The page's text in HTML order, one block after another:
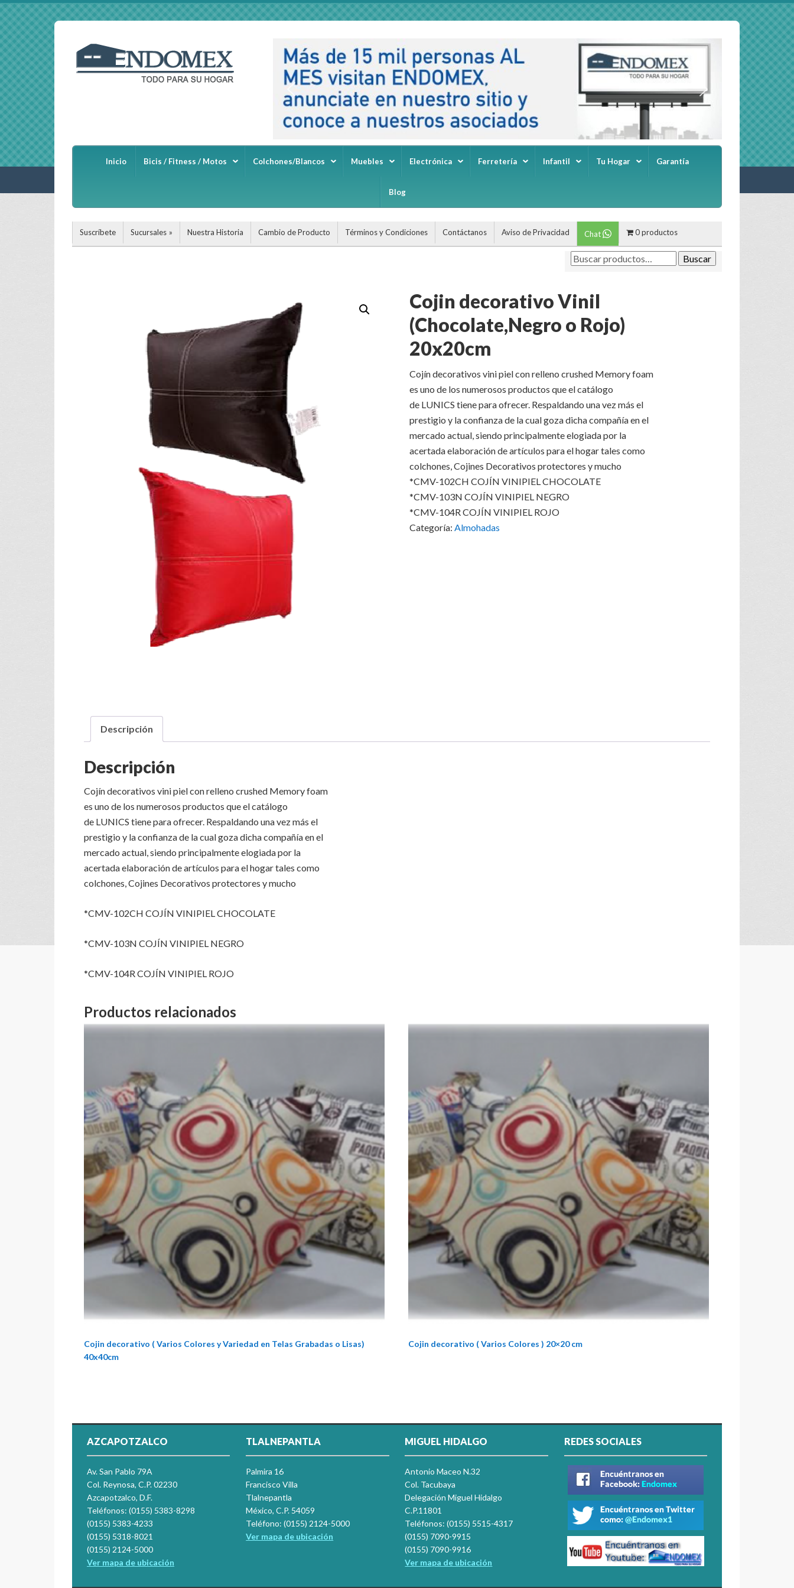
Inicio Bicis / Fitness / Motos Colchones/Blancos Muebles Electrónica Ferretería Infantil Tu Hogar Garantía
Blog
Suscríbete Sucursales Nuestra Historia Cambio de Producto Términos y Condiciones Contáctanos Aviso de Privacidad Chat 0 productos
Buscar
Cojin decorativo Vinil
(Chocolate,Negro o Rojo)
20x20cm
Cojín decorativos vini piel con relleno crushed Memory foam
es uno de los numerosos productos que el catálogo
de LUNICS tiene para ofrecer. Respaldando una vez más el
prestigio y la confianza de la cual goza dicha compañía en el
mercado actual, siendo principalmente elogiada por la
acertada elaboración de artículos para el hogar tales como
colchones, Cojines Decorativos protectores y mucho
*CMV-102CH COJÍN VINIPIEL CHOCOLATE
*CMV-103N COJÍN VINIPIEL NEGRO
*CMV-104R COJÍN VINIPIEL ROJO
Categoría:Almohadas
Descripción
Descripción
Cojín decorativos vini piel con relleno crushed Memory foam
es uno de los numerosos productos que el catálogo
de LUNICS tiene para ofrecer. Respaldando una vez más el
prestigio y la confianza de la cual goza dicha compañía en el
mercado actual, siendo principalmente elogiada por la
acertada elaboración de artículos para el hogar tales como
colchones, Cojines Decorativos protectores y mucho
*CMV-102CH COJÍN VINIPIEL CHOCOLATE
*CMV-103N COJÍN VINIPIEL NEGRO
*CMV-104R COJÍN VINIPIEL ROJO
Productos relacionados
Cojin decorativo ( Varios Colores y Variedad en Telas Grabadas o Lisas)
40x40cm
Cojin decorativo ( Varios Colores ) 20×20 cm
AZCAPOTZALCO
Av. San Pablo 79A
Col. Reynosa, C.P. 02230
Azcapotzalco, D.F.
Teléfonos: (0155) 5383-8298
(0155) 5383-4233
(0155) 5318-8021
(0155) 2124-5000
Ver mapa de ubicación
TLALNEPANTLA
Palmira 16
Francisco Villa
Tlalnepantla
México, C.P. 54059
Teléfono: (0155) 2124-5000
Ver mapa de ubicación
MIGUEL HIDALGO
Antonio Maceo N.32
Col. Tacubaya
Delegación Miguel Hidalgo
C.P.11801
Teléfonos: (0155) 5515-4317
(0155) 7090-9915
(0155) 7090-9916
Ver mapa de ubicación
REDES SOCIALES